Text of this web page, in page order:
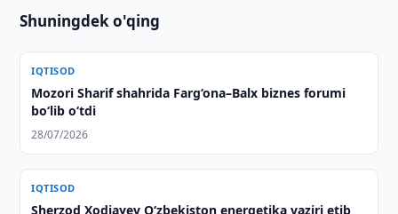
Shuningdek o'qing
IQTISOD
Mozori Sharif shahrida Farg‘ona–Balx biznes forumi
bo‘lib o‘tdi
28/07/2026
IQTISOD
Sherzod Xodjayev O‘zbekiston energetika vaziri etib